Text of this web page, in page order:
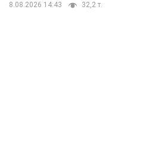
8.08.2026 14:43 32,2 т.